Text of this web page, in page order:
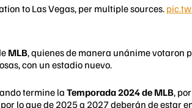
to Las Vegas, per multiple sources.
MLB, quienes de manera unánime votaron
con un estadio nuevo.
termine la Temporada 2024 de MLB,
lo que de 2025 a 2027 deberán de estar